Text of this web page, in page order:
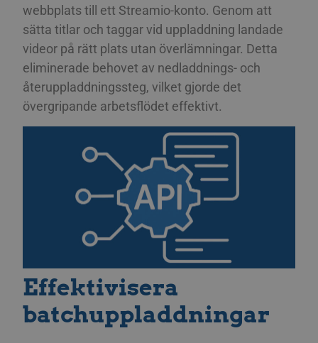
webbplats till ett Streamio-konto. Genom att
sätta titlar och taggar vid uppladdning landade
videor på rätt plats utan överlämningar. Detta
eliminerade behovet av nedladdnings- och
återuppladdningssteg, vilket gjorde det
övergripande arbetsflödet effektivt.
Effektivisera
batchuppladdningar